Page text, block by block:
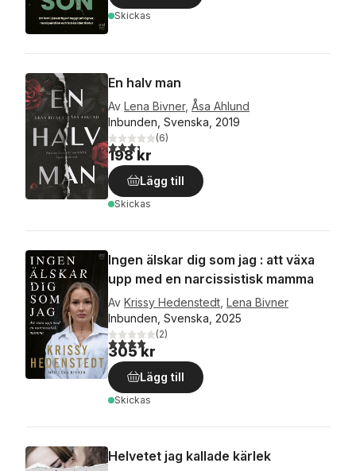
Skickas
En halv man
Av Lena Bivner, Åsa Ahlund
Inbunden, Svenska, 2019
3,3utav 5 stjärnor. Totalt antal röster:
(6)
198 kr
Lägg till
Skickas
Ingen älskar dig som jag : att växa
upp med en narcissistisk mamma
Av Krissy Hedenstedt Lena Bivner
Inbunden, Svenska, 2025
4,0utav 5 stjärnor. Totalt antal röster:
(2)
305 kr
Lägg till
Skickas
Helvetet jag kallade kärlek